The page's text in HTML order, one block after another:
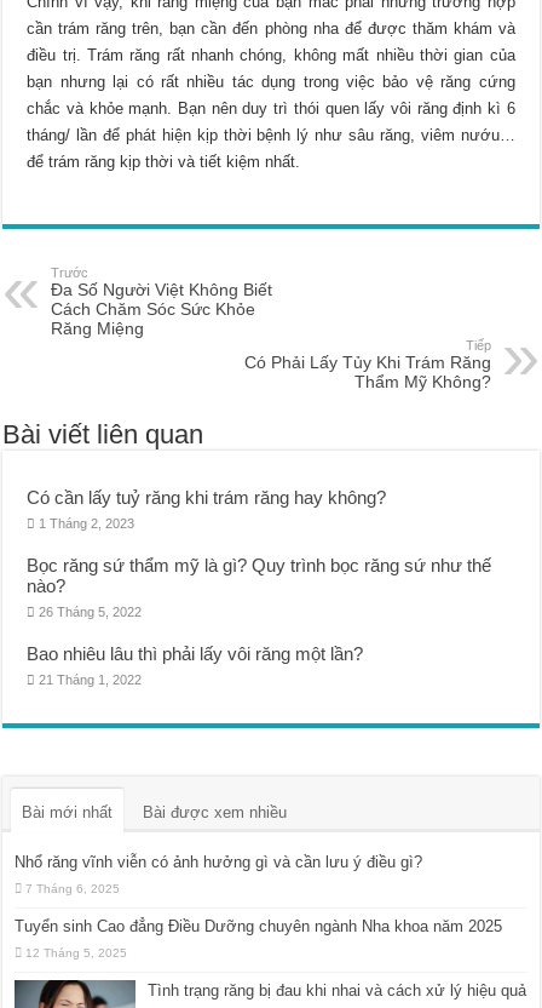
cần trám răng trên, bạn cần đến phòng nha để được thăm khám và
điều trị. Trám răng rất nhanh chóng, không mất nhiều thời gian của
bạn nhưng lại có rất nhiều tác dụng trong việc bảo vệ răng cứng
chắc và khỏe mạnh. Bạn nên duy trì thói quen lấy vôi răng định kì 6
tháng/ lần để phát hiện kịp thời bệnh lý như sâu răng, viêm nướu…
để trám răng kịp thời và tiết kiệm nhất.
Trước
Đa Số Người Việt Không Biết
Cách Chăm Sóc Sức Khỏe
Răng Miệng
Tiếp
Có Phải Lấy Tủy Khi Trám Răng
Thẩm Mỹ Không?
Bài viết liên quan
Có cần lấy tuỷ răng khi trám răng hay không?
1 Tháng 2, 2023
Bọc răng sứ thẩm mỹ là gì? Quy trình bọc răng sứ như thế
nào?
26 Tháng 5, 2022
Bao nhiêu lâu thì phải lấy vôi răng một lần?
21 Tháng 1, 2022
Bài mới nhất Bài được xem nhiều
Nhổ răng vĩnh viễn có ảnh hưởng gì và cần lưu ý điều gì?
7 Tháng 6, 2025
Tuyển sinh Cao đẳng Điều Dưỡng chuyên ngành Nha khoa năm 2025
12 Tháng 5, 2025
Tình trạng răng bị đau khi nhai và cách xử lý hiệu quả